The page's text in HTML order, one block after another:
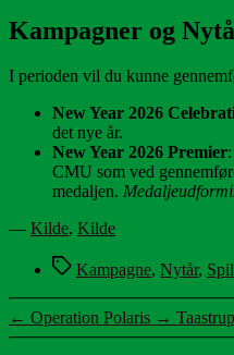
Kampagner og
I perioden vil du kunne
New Year 2026
det nye år.
New Year 2026 Premier
CMU som ved
medaljen.
— Kilde, Kilde
TagsKampagne, Nytår,
← Operation Polaris →